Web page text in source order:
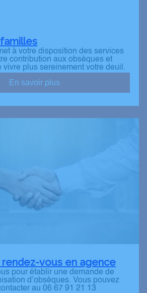
à votre disposition des services
contribution aux obsèques et
vivre plus sereinement votre deuil.
En savoir plus
rendez-vous en agence
pour établir une demande de
d’obsèques. Vous pouvez
au 06 67 91 21 13